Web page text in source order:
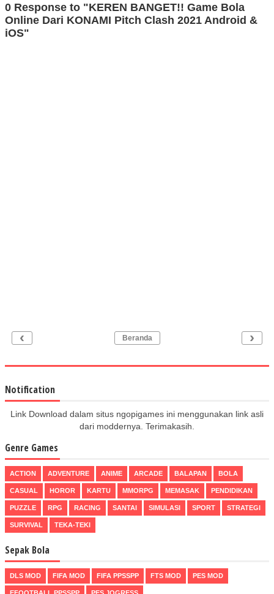
0 Response to "KEREN BANGET!! Game Bola
Online Dari KONAMI Pitch Clash 2021 Android &
iOS"
‹ ›
Beranda
Notification
Link Download dalam situs ngopigames ini menggunakan link asli
dari moddernya. Terimakasih.
Genre Games
ACTION ADVENTURE ANIME ARCADE BALAPAN BOLA
CASUAL HOROR KARTU MMORPG MEMASAK PENDIDIKAN
PUZZLE RPG RACING SANTAI SIMULASI SPORT STRATEGI
SURVIVAL TEKA-TEKI
Sepak Bola
DLS MOD FIFA MOD FIFA PPSSPP FTS MOD PES MOD